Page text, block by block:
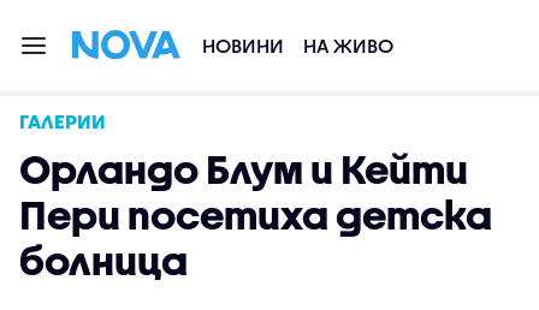
НОВИНИ НА ЖИВО
ГАЛЕРИИ
Орландо Блум и Кейти
Пери посетиха детска
болница